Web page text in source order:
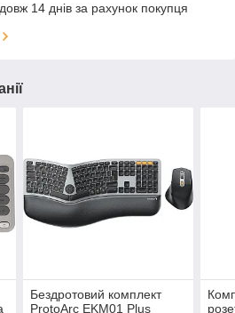
14 днів за рахунок покупця
Бездротовий комплект
ProtoArc EKM01 Plus